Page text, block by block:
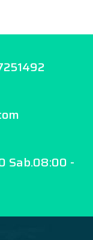
Sab.08:00 -